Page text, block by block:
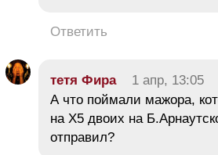
Ответить
тетя Фира 1 апр, 13:05
А что поймали мажора,
на Х5 двоих на
отправил?